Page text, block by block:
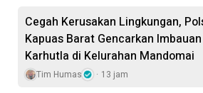
Cegah Kerusakan Lingkungan,
Kapuas Barat Gencarkan Imbauan
Karhutla di Kelurahan Mandomai
Tim Humas 13 jam